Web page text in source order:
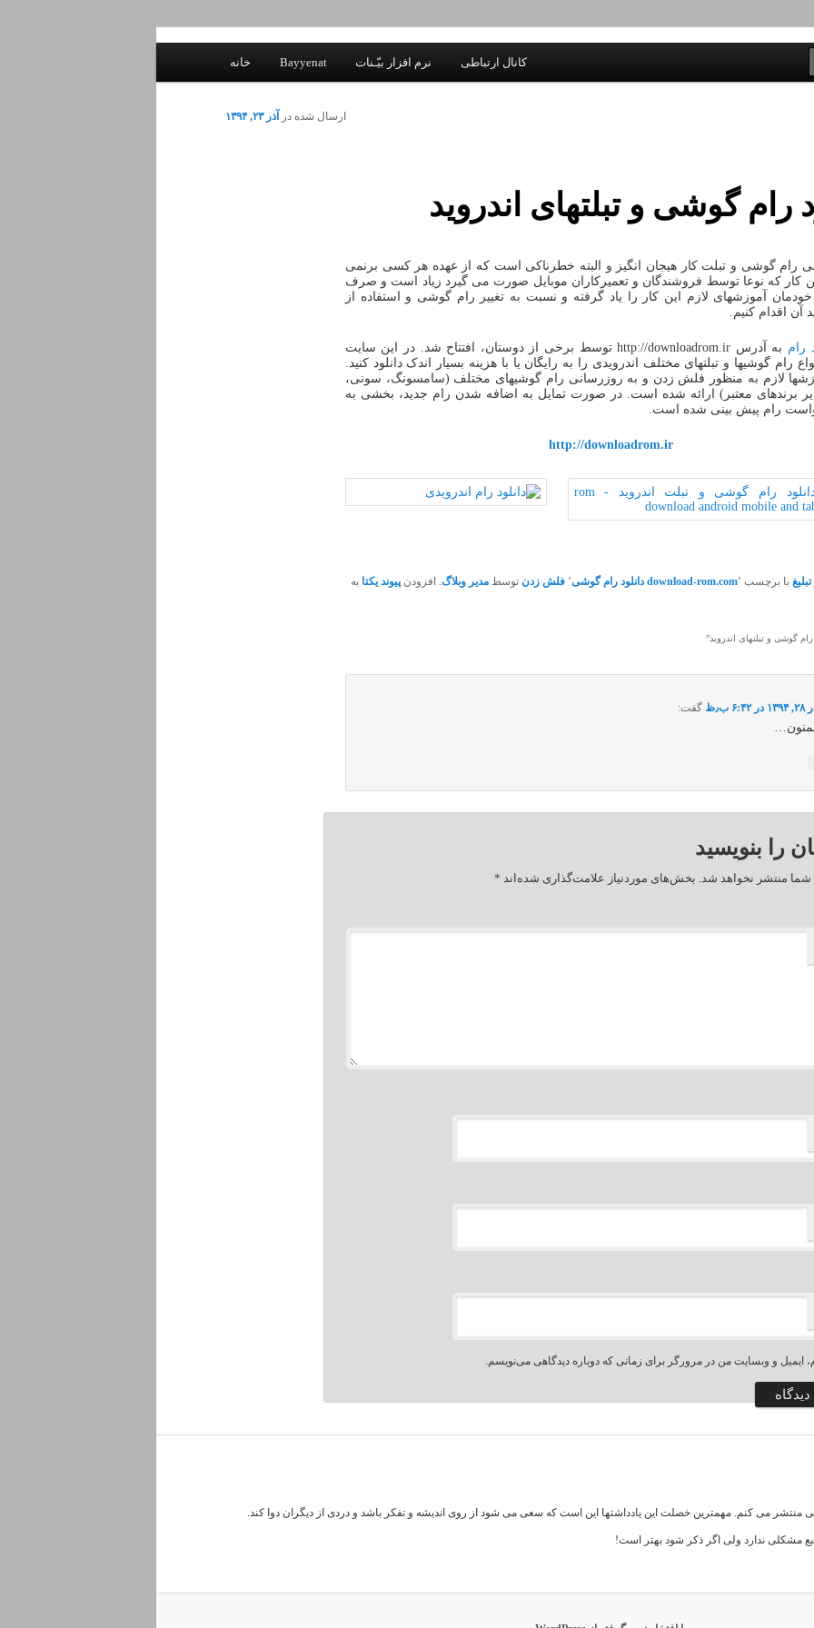
اندیشه بر خط
خانه Bayyenat نرم افزار بیّـنات کانال ارتباطی
رام گوشی و تبلتهای اندروید
ارسال شده در آذر ۲۳, ۱۳۹۴
رام گوشی و تبلت کار هیجان انگیز و البته خطرناکی است که از عهده هر کسی برنمی
کار که نوعا توسط فروشندگان و تعمیرکاران موبایل صورت می گیرد زیاد است و صرف
آموزشهای لازم این کار را یاد گرفته و نسبت به تغییر رام گوشی و استفاده از
آن اقدام کنیم.
رام
به آدرس http://downloadrom.ir توسط برخی از دوستان، افتتاح شد. در این سایت
رام گوشیها و تبلتهای مختلف اندرویدی را به رایگان یا با هزینه بسیار اندک دانلود کنید.
لازم به منظور فلش زدن و به روزرسانی رام گوشیهای مختلف (سامسونگ، سونی،
برندهای معتبر) ارائه شده است. در صورت تمایل به اضافه شدن رام جدید، بخشی به
رام پیش بینی شده است.
http://downloadrom.ir
تبلیغبا برچسب download-rom.com٬ دانلود رام گوشی٬ فلش زدنتوسط مدیر وبلاگ. افزودنپیوند یکتا به
رام گوشی و تبلتهای اندروید”
ب٫ظ گفت:
را بنویسید
شما منتشر نخواهد شد. بخش‌های موردنیاز علامت‌گذاری شده‌اند *
ایمیل و وبسایت من در مرورگر برای زمانی که دوباره دیدگاهی می‌نویسم.
منتشر می کنم. مهمترین خصلت این یادداشتها این است که سعی می شود از روی اندیشه و تفکر باشد و دردی از دیگران دوا کند.
مشکلی ندارد ولی اگر ذکر شود بهتر است!